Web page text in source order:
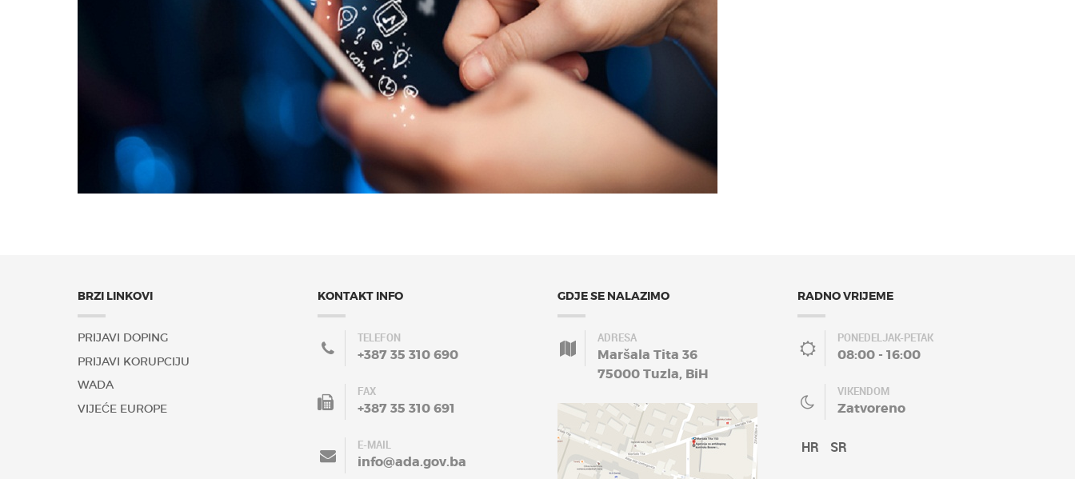
BRZI LINKOVI
PRIJAVI DOPING
PRIJAVI KORUPCIJU
WADA
VIJEĆE EUROPE
KONTAKT INFO
TELEFON
+387 35 310 690
FAX
+387 35 310 691
E-MAIL
info@ada.gov.ba
GDJE SE NALAZIMO
ADRESA
Maršala Tita 36
75000 Tuzla, BiH
RADNO VRIJEME
PONEDELJAK-PETAK
08:00 - 16:00
VIKENDOM
Zatvoreno
HR SR